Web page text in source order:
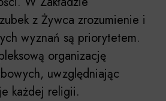
z Żywca zrozumienie i
wyznań są priorytetem.
organizację
uwzględniając
każdej religii.